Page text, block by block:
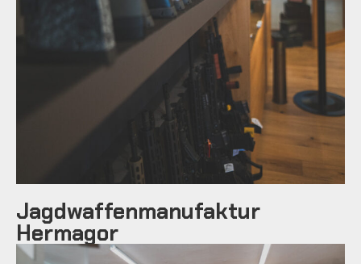
Jagdwaffenmanufaktur
Hermagor